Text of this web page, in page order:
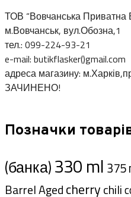
ТОВ “Вовчанська Приватна
м.Вовчанськ, вул.Обозна,1
тел.: 099-224-93-21
e-mail: butikflasker()gmail.com
адреса магазину:
ЗАЧИНЕНО!
Позначки
(банка)330 ml 375
Barrel Agedcherrychili